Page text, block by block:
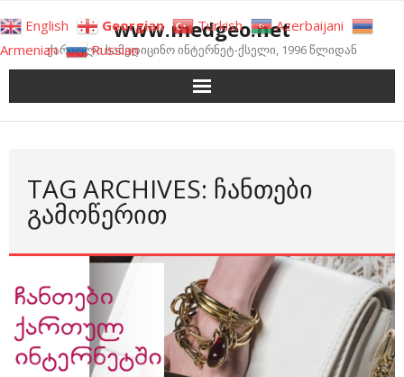
to
content
www.medgeo.net
ქართული სამედიცინო ინტერნეტ-ქსელი, 1996 წლიდან
TAG ARCHIVES: ᲩᲐᲜᲗᲔᲑᲘ
ᲒᲐᲛᲝᲬᲔᲠᲘᲗ
English Georgian Turkish
Azerbaijani
Armenian
Russian